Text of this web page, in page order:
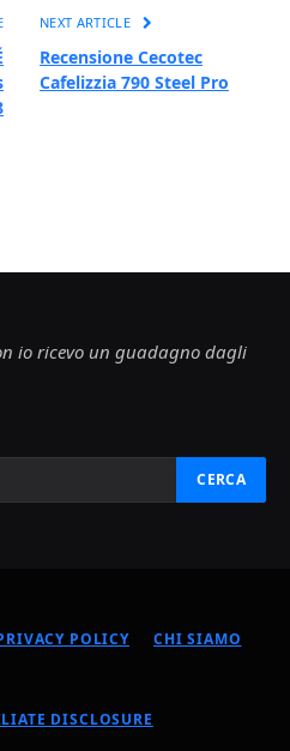
NEXT ARTICLE
Recensione Cecotec
Cafelizzia 790 Steel Pro
io ricevo un guadagno dagli
POLICY CHI SIAMO
DISCLOSURE